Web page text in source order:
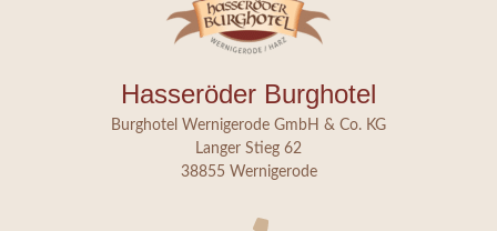
Hasseröder Burghotel
Burghotel Wernigerode GmbH & Co. KG
Langer Stieg 62
38855 Wernigerode